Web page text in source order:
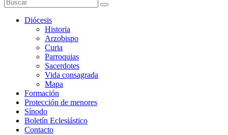
Diócesis
Historia
Arzobispo
Curia
Parroquias
Sacerdotes
Vida consagrada
Mapa
Formación
Protección de menores
Sínodo
Boletín Eclesiástico
Contacto